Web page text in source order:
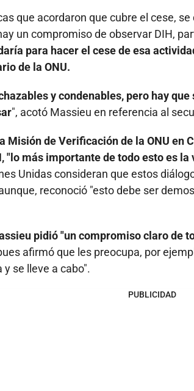
que acordaron que cubre el cese,
un compromiso de observar DIH,
para hacer el cese de esa
de la ONU.
y condenables, pero hay
", acotó Massieu en referencia al
Misión de Verificación de la ONU en
"lo más importante de todo esto es
Unidas consideran que estos
reconoció "esto debe ser
pidió "un compromiso claro de
afirmó que les preocupa, por
y se lleve a cabo".
PUBLICIDAD